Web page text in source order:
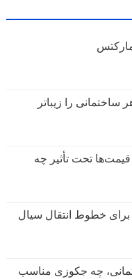
ساختمانی را زیباتر
قیمت‌ها تحت تأثیر چه
خطوط انتقال سیال
چه جکوزی مناسب